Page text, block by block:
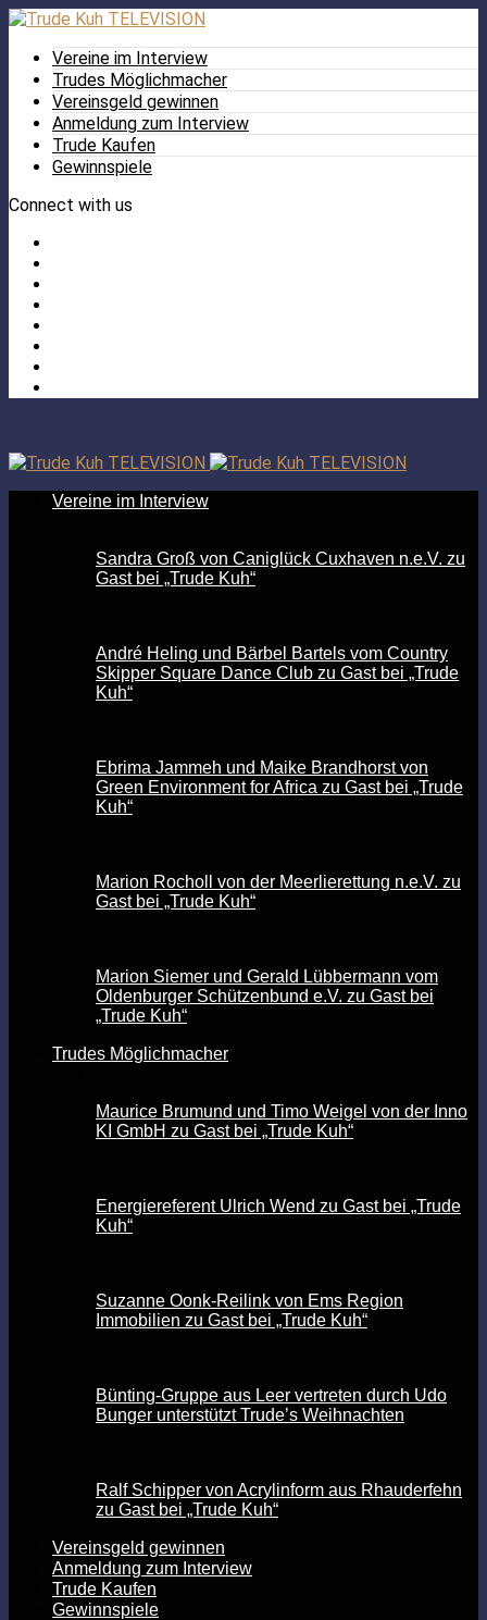
Vereine im Interview
Trudes Möglichmacher
Vereinsgeld gewinnen
Anmeldung zum Interview
Trude Kaufen
Gewinnspiele
Connect with us
Vereine im Interview
Sandra Groß von Caniglück Cuxhaven n.e.V. zu
Gast bei „Trude Kuh“
André Heling und Bärbel Bartels vom Country
Skipper Square Dance Club zu Gast bei „Trude
Kuh“
Ebrima Jammeh und Maike Brandhorst von
Green Environment for Africa zu Gast bei „Trude
Kuh“
Marion Rocholl von der Meerlierettung n.e.V. zu
Gast bei „Trude Kuh“
Marion Siemer und Gerald Lübbermann vom
Oldenburger Schützenbund e.V. zu Gast bei
„Trude Kuh“
Trudes Möglichmacher
Maurice Brumund und Timo Weigel von der Inno
KI GmbH zu Gast bei „Trude Kuh“
Energiereferent Ulrich Wend zu Gast bei „Trude
Kuh“
Suzanne Oonk-Reilink von Ems Region
Immobilien zu Gast bei „Trude Kuh“
Bünting-Gruppe aus Leer vertreten durch Udo
Bunger unterstützt Trude’s Weihnachten
Ralf Schipper von Acrylinform aus Rhauderfehn
zu Gast bei „Trude Kuh“
Vereinsgeld gewinnen
Anmeldung zum Interview
Trude Kaufen
Gewinnspiele